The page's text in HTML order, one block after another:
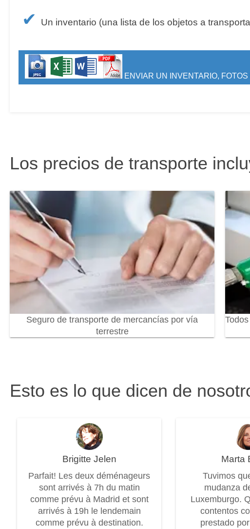
✔ Un inventario (una lista de los objetos a
ENVIAR UN INVENTARIO,
Los precios de transporte
Seguro de transporte de mercancías por vía
terrestre
Esto es lo que dicen de
Brigitte Jelen
Parfait! Les deux déménageurs
sont arrivés à 7h du matin
comme prévu à Madrid et sont
arrivés à 19h le lendemain
comme prévu à destination.
Marta
Tuvimos
mudanza
Luxemburgo.
contentos
prestado